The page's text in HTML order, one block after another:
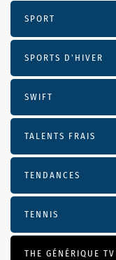
SPORT
SPORTS D'HIVER
SWIFT
TALENTS FRAIS
TENDANCES
TENNIS
THE GÉNÉRIQUE